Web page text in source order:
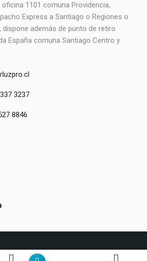
1101 comuna Providencia,
Express a Santiago o Regiones o
además de punto de retiro
España comuna Santiago Centro y
3237
8846